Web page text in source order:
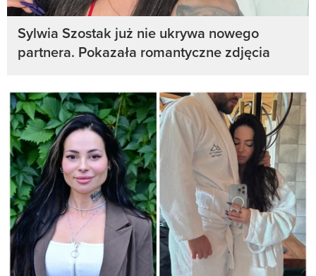
Sylwia Szostak już nie ukrywa nowego
partnera. Pokazała romantyczne zdjęcia